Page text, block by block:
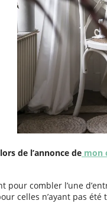
lors de l’annonce de mon
pour combler l’une
celles n’ayant pas